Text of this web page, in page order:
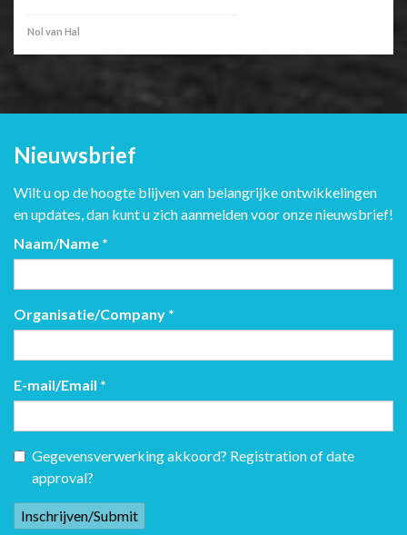
Nol van Hal
Nieuwsbrief
Wilt u op de hoogte blijven van belangrijke ontwikkelingen
en updates, dan kunt u zich aanmelden voor onze nieuwsbrief!
Naam/Name *
Organisatie/Company *
E-mail/Email *
Gegevensverwerking akkoord? Registration of date
approval?